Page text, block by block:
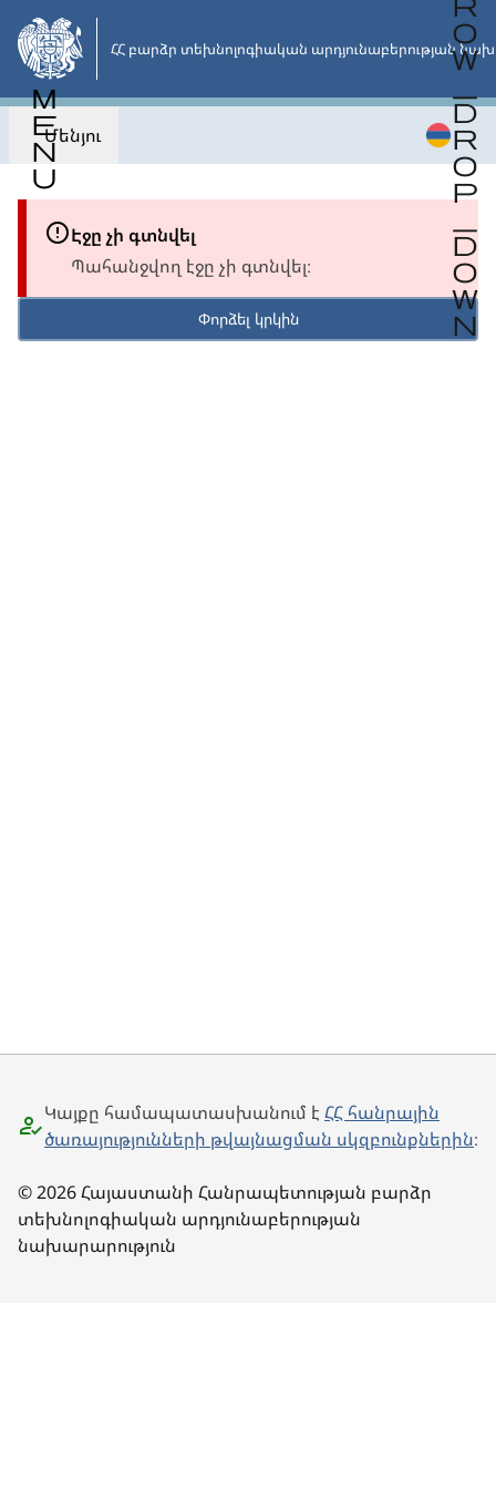
Անցնել
հիմնական
բովանդակությանը
ՀՀ բարձր տեխնոլոգիական արդյունաբերության
Մենյու
Էջը չի գտնվել
Պահանջվող էջը չի գտնվել։
Փորձել կրկին
Կայքը համապատասխանում է ՀՀ հանրային
ծառայությունների թվայնացման սկզբունքներին։
© 2026 Հայաստանի Հանրապետության բարձր
տեխնոլոգիական արդյունաբերության
նախարարություն